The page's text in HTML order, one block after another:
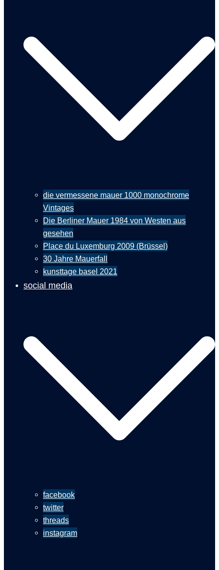
die vermessene mauer 1000 monochrome
Vintages
Die Berliner Mauer 1984 von Westen aus
gesehen
Place du Luxemburg 2009 (Brüssel)
30 Jahre Mauerfall
kunsttage basel 2021
social media
facebook
twitter
threads
instagram